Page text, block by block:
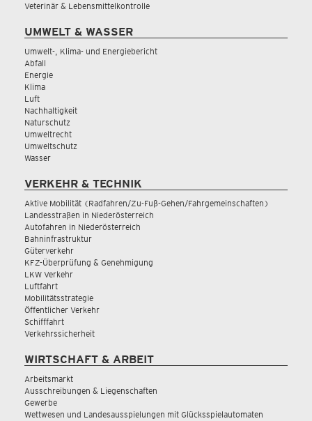
Veterinär & Lebensmittelkontrolle
UMWELT & WASSER
Umwelt-, Klima- und Energiebericht
Abfall
Energie
Klima
Luft
Nachhaltigkeit
Naturschutz
Umweltrecht
Umweltschutz
Wasser
VERKEHR & TECHNIK
Aktive Mobilität (Radfahren/Zu-Fuß-Gehen/Fahrgemeinschaften)
Landesstraßen in Niederösterreich
Autofahren in Niederösterreich
Bahninfrastruktur
Güterverkehr
KFZ-Überprüfung & Genehmigung
LKW Verkehr
Luftfahrt
Mobilitätsstrategie
Öffentlicher Verkehr
Schifffahrt
Verkehrssicherheit
WIRTSCHAFT & ARBEIT
Arbeitsmarkt
Ausschreibungen & Liegenschaften
Gewerbe
Wettwesen und Landesausspielungen mit Glücksspielautomaten